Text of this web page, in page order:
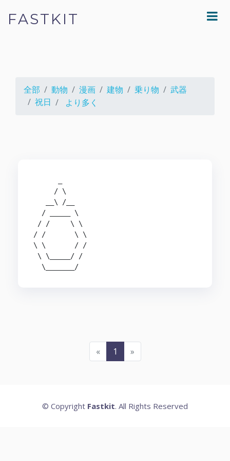
FASTKIT
全部 動物 漫画 建物 乗り物
武器
祝日
より多く
     / \
   __\ /__
  / _____ \
/ /     \ \
/ /       \ \
\ \       / /
\ \_____/ /
  \_______/
« 1 »
© Copyright Fastkit. All Rights Reserved